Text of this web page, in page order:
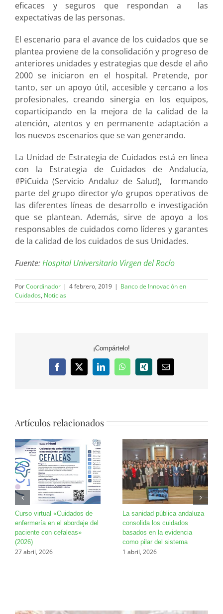
eficaces y seguros que respondan a las
expectativas de las personas.
El escenario para el avance de los cuidados que se
plantea proviene de la consolidación y progreso de
anteriores unidades y estrategias que desde el año
2000 se iniciaron en el hospital. Pretende, por
tanto, ser un apoyo útil, accesible y cercano a los
profesionales, creando sinergia en los equipos,
coparticipando en la mejora de la calidad de la
atención, atentos y en permanente adaptación a
los nuevos escenarios que se van generando.
La Unidad de Estrategia de Cuidados está en línea
con la Estrategia de Cuidados de Andalucía,
#PiCuida (Servicio Andaluz de Salud), formando
parte del grupo director y/o grupos operativos de
las diferentes líneas de desarrollo e investigación
que se plantean. Además, sirve de apoyo a los
responsables de cuidados como líderes y garantes
de la calidad de los cuidados de sus Unidades.
Fuente:Hospital Universitario Virgen del Rocío
PorCoordinador | 4 febrero, 2019 | Banco de Innovación en
Cuidados, Noticias
¡Compártelo!
Facebook
X LinkedInWhatsApp
Xing
Correo
Artículos relacionados
Curso virtual «Cuidados de
enfermería en el abordaje del
paciente con cefaleas»
(2026)
27 abril, 2026
La sanidad pública andaluza
consolida los cuidados
basados en la evidencia
como pilar del sistema
1 abril, 2026